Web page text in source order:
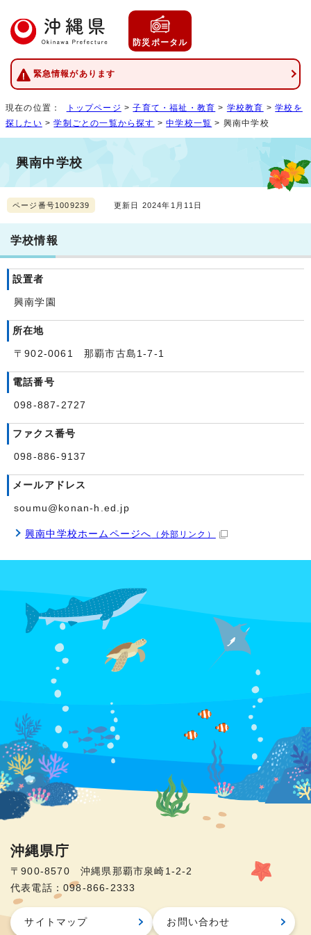
防災ポータル
緊急情報があります
現在の位置： トップページ >子育て・福祉・教育 > 学校教育 >学校を
探したい >学制ごとの一覧から探す >中学校一覧 > 興南中学校
興南中学校
ページ番号1009239 更新日 2024年1月11日
学校情報
設置者
興南学園
所在地
〒902-0061 那覇市古島1-7-1
電話番号
098-887-2727
ファクス番号
098-886-9137
メールアドレス
soumu@konan-h.ed.jp
興南中学校ホームページへ （外部リンク）
沖縄県庁
〒900-8570 沖縄県那覇市泉崎1-2-2
代表電話：098-866-2333
サイトマップ お問い合わせ